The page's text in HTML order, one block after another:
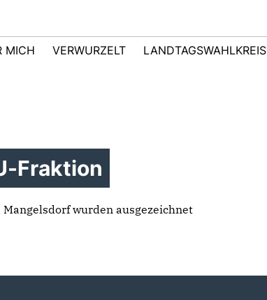
MICH VERWURZELT LANDTAGSWAHLKREIS
Fraktion
wurden ausgezeichnet